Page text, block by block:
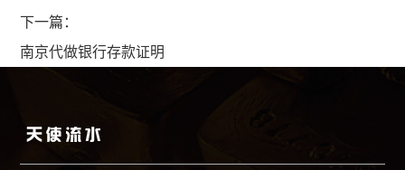
下一篇：
南京代做银行存款证明